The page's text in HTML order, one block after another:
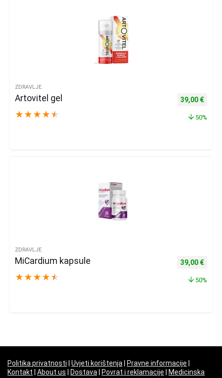
ZDRAVLJE
Artovitel gel
★ ★ ★ ★ ★
Izvorna
39,00 €
50%
ZDRAVLJE
MiCardium kapsule
★ ★ ★ ★ ★
Izvorna
39,00 €
50%
Politika privatnosti | Uvjeti korištenja | Pravne informacije |
Kontakt | About us | Dostava | Povrat i reklamacije | Medicinska